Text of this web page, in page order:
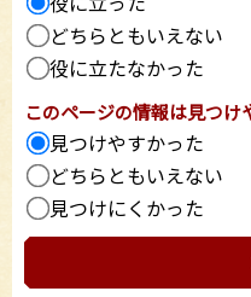
どちらともいえない
役に立たなかった
このページの情報は見つけ
見つけやすかった
どちらともいえない
見つけにくかった